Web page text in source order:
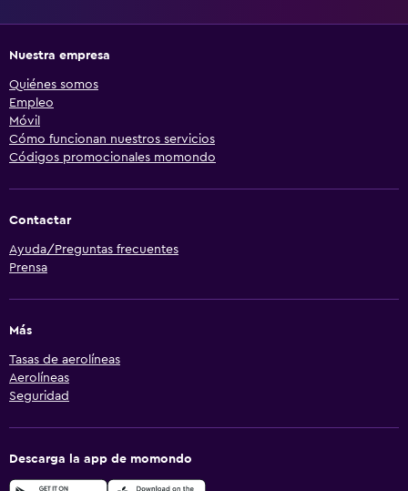
Nuestra empresa
Quiénes somos
Empleo
Móvil
Cómo funcionan nuestros servicios
Códigos promocionales momondo
Contactar
Ayuda/Preguntas frecuentes
Prensa
Más
Tasas de aerolíneas
Aerolíneas
Seguridad
Descarga la app de momondo